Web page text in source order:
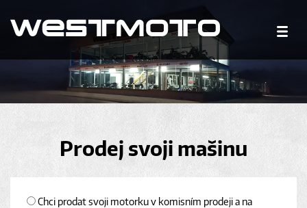
Prodej svoji mašinu
Chci prodat svoji motorku v komisním prodeji a na